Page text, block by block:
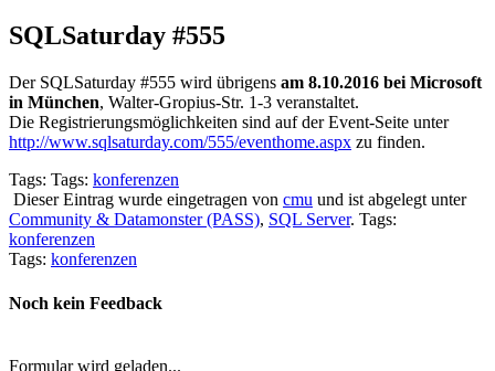
SQLSaturday #555
Der SQLSaturday #555 wird übrigens am 8.10.2016 bei Microsoft
in München, Walter-Gropius-Str. 1-3 veranstaltet.
Die Registrierungsmöglichkeiten sind auf der Event-Seite unter
http://www.sqlsaturday.com/555/eventhome.aspx zu finden.
Tags: Tags: konferenzen
Dieser Eintrag wurde eingetragen von cmu und ist abgelegt unter
Community & Datamonster (PASS), SQL Server. Tags:
konferenzen
Tags: konferenzen
Noch kein Feedback
Formular wird geladen...